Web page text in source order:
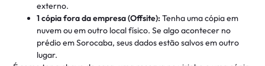
externo.
1 cópia fora da empresa (Offsite): Tenha uma cópia em
nuvem ou em outro local físico. Se algo acontecer no
prédio em Sorocaba, seus dados estão salvos em outro
lugar.